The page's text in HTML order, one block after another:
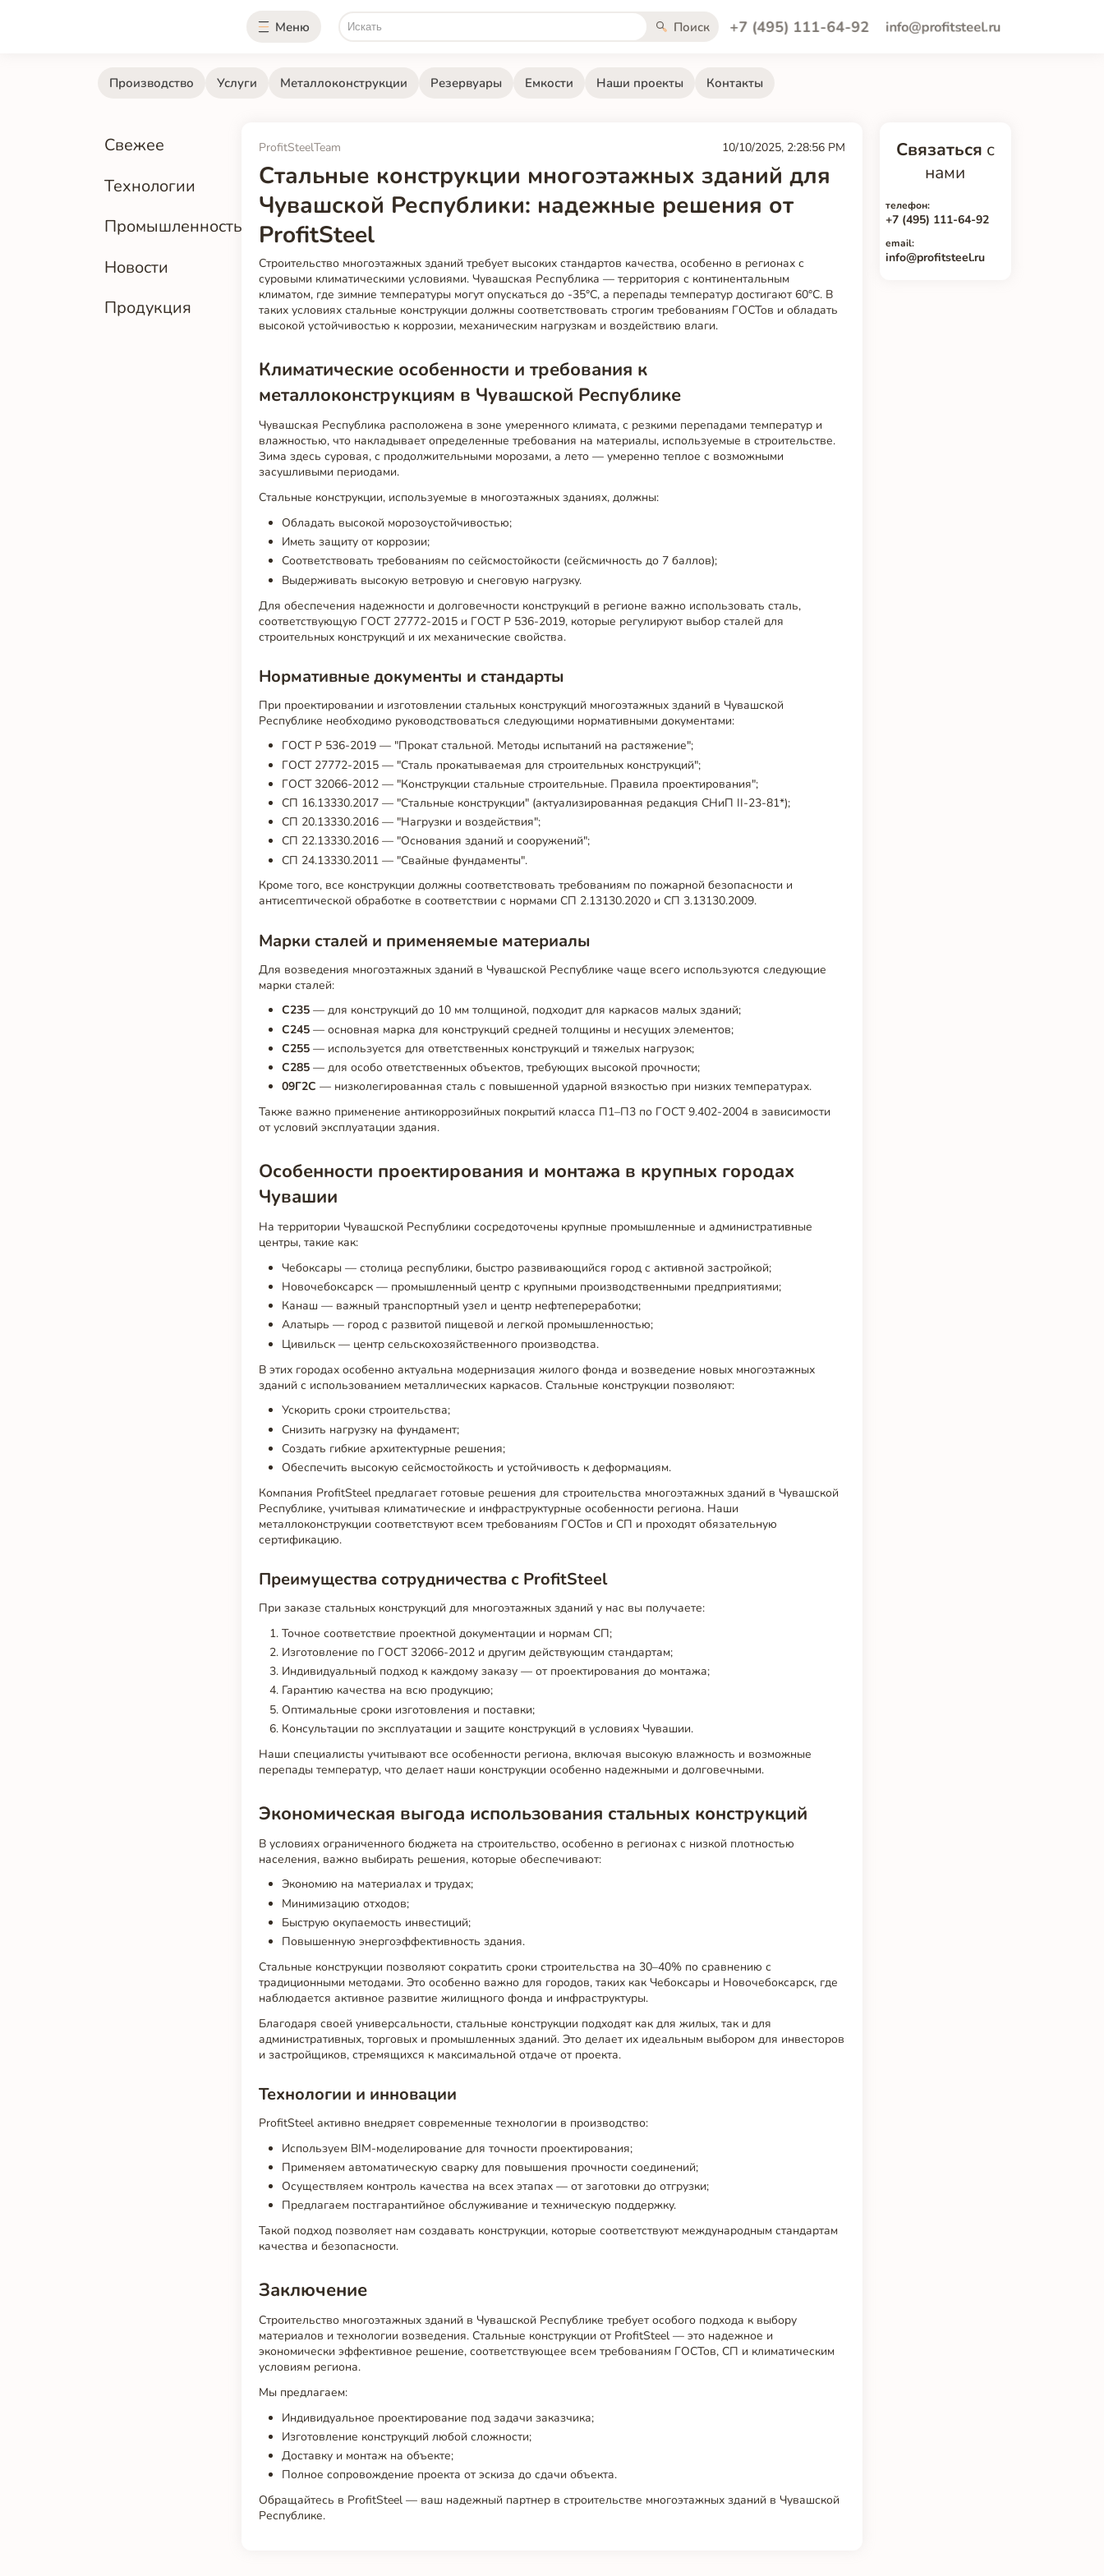
Меню Поиск +7 (495) 111-64-92 info@profitsteel.ru
Производство Услуги Металлоконструкции Резервуары Емкости Наши проекты Контакты
Свежее
Технологии
Промышленность
Новости
Продукция
ProfitSteelTeam 10/10/2025, 2:28:56 PM
Стальные конструкции многоэтажных зданий для
Чувашской Республики: надежные решения от
ProfitSteel
Строительство многоэтажных зданий требует высоких стандартов качества, особенно в регионах с
суровыми климатическими условиями. Чувашская Республика — территория с континентальным
климатом, где зимние температуры могут опускаться до -35°C, а перепады температур достигают 60°C. В
таких условиях стальные конструкции должны соответствовать строгим требованиям ГОСТов и обладать
высокой устойчивостью к коррозии, механическим нагрузкам и воздействию влаги.
Климатические особенности и требования к
металлоконструкциям в Чувашской Республике
Чувашская Республика расположена в зоне умеренного климата, с резкими перепадами температур и
влажностью, что накладывает определенные требования на материалы, используемые в строительстве.
Зима здесь суровая, с продолжительными морозами, а лето — умеренно теплое с возможными
засушливыми периодами.
Стальные конструкции, используемые в многоэтажных зданиях, должны:
Обладать высокой морозоустойчивостью;
Иметь защиту от коррозии;
Соответствовать требованиям по сейсмостойкости (сейсмичность до 7 баллов);
Выдерживать высокую ветровую и снеговую нагрузку.
Для обеспечения надежности и долговечности конструкций в регионе важно использовать сталь,
соответствующую ГОСТ 27772-2015 и ГОСТ Р 536-2019, которые регулируют выбор сталей для
строительных конструкций и их механические свойства.
Нормативные документы и стандарты
При проектировании и изготовлении стальных конструкций многоэтажных зданий в Чувашской
Республике необходимо руководствоваться следующими нормативными документами:
ГОСТ Р 536-2019 — "Прокат стальной. Методы испытаний на растяжение";
ГОСТ 27772-2015 — "Сталь прокатываемая для строительных конструкций";
ГОСТ 32066-2012 — "Конструкции стальные строительные. Правила проектирования";
СП 16.13330.2017 — "Стальные конструкции" (актуализированная редакция СНиП II-23-81*);
СП 20.13330.2016 — "Нагрузки и воздействия";
СП 22.13330.2016 — "Основания зданий и сооружений";
СП 24.13330.2011 — "Свайные фундаменты".
Кроме того, все конструкции должны соответствовать требованиям по пожарной безопасности и
антисептической обработке в соответствии с нормами СП 2.13130.2020 и СП 3.13130.2009.
Марки сталей и применяемые материалы
Для возведения многоэтажных зданий в Чувашской Республике чаще всего используются следующие
марки сталей:
С235 — для конструкций до 10 мм толщиной, подходит для каркасов малых зданий;
С245 — основная марка для конструкций средней толщины и несущих элементов;
С255 — используется для ответственных конструкций и тяжелых нагрузок;
С285 — для особо ответственных объектов, требующих высокой прочности;
09Г2С — низколегированная сталь с повышенной ударной вязкостью при низких температурах.
Также важно применение антикоррозийных покрытий класса П1–П3 по ГОСТ 9.402-2004 в зависимости
от условий эксплуатации здания.
Особенности проектирования и монтажа в крупных городах
Чувашии
На территории Чувашской Республики сосредоточены крупные промышленные и административные
центры, такие как:
Чебоксары — столица республики, быстро развивающийся город с активной застройкой;
Новочебоксарск — промышленный центр с крупными производственными предприятиями;
Канаш — важный транспортный узел и центр нефтепереработки;
Алатырь — город с развитой пищевой и легкой промышленностью;
Цивильск — центр сельскохозяйственного производства.
В этих городах особенно актуальна модернизация жилого фонда и возведение новых многоэтажных
зданий с использованием металлических каркасов. Стальные конструкции позволяют:
Ускорить сроки строительства;
Снизить нагрузку на фундамент;
Создать гибкие архитектурные решения;
Обеспечить высокую сейсмостойкость и устойчивость к деформациям.
Компания ProfitSteel предлагает готовые решения для строительства многоэтажных зданий в Чувашской
Республике, учитывая климатические и инфраструктурные особенности региона. Наши
металлоконструкции соответствуют всем требованиям ГОСТов и СП и проходят обязательную
сертификацию.
Преимущества сотрудничества с ProfitSteel
При заказе стальных конструкций для многоэтажных зданий у нас вы получаете:
Точное соответствие проектной документации и нормам СП;
Изготовление по ГОСТ 32066-2012 и другим действующим стандартам;
Индивидуальный подход к каждому заказу — от проектирования до монтажа;
Гарантию качества на всю продукцию;
Оптимальные сроки изготовления и поставки;
Консультации по эксплуатации и защите конструкций в условиях Чувашии.
Наши специалисты учитывают все особенности региона, включая высокую влажность и возможные
перепады температур, что делает наши конструкции особенно надежными и долговечными.
Экономическая выгода использования стальных конструкций
В условиях ограниченного бюджета на строительство, особенно в регионах с низкой плотностью
населения, важно выбирать решения, которые обеспечивают:
Экономию на материалах и трудах;
Минимизацию отходов;
Быструю окупаемость инвестиций;
Повышенную энергоэффективность здания.
Стальные конструкции позволяют сократить сроки строительства на 30–40% по сравнению с
традиционными методами. Это особенно важно для городов, таких как Чебоксары и Новочебоксарск, где
наблюдается активное развитие жилищного фонда и инфраструктуры.
Благодаря своей универсальности, стальные конструкции подходят как для жилых, так и для
административных, торговых и промышленных зданий. Это делает их идеальным выбором для инвесторов
и застройщиков, стремящихся к максимальной отдаче от проекта.
Технологии и инновации
ProfitSteel активно внедряет современные технологии в производство:
Используем BIM-моделирование для точности проектирования;
Применяем автоматическую сварку для повышения прочности соединений;
Осуществляем контроль качества на всех этапах — от заготовки до отгрузки;
Предлагаем постгарантийное обслуживание и техническую поддержку.
Такой подход позволяет нам создавать конструкции, которые соответствуют международным стандартам
качества и безопасности.
Заключение
Строительство многоэтажных зданий в Чувашской Республике требует особого подхода к выбору
материалов и технологии возведения. Стальные конструкции от ProfitSteel — это надежное и
экономически эффективное решение, соответствующее всем требованиям ГОСТов, СП и климатическим
условиям региона.
Мы предлагаем:
Индивидуальное проектирование под задачи заказчика;
Изготовление конструкций любой сложности;
Доставку и монтаж на объекте;
Полное сопровождение проекта от эскиза до сдачи объекта.
Обращайтесь в ProfitSteel — ваш надежный партнер в строительстве многоэтажных зданий в Чувашской
Республике.
Связаться с
нами
телефон:
+7 (495) 111-64-92
email:
info@profitsteel.ru